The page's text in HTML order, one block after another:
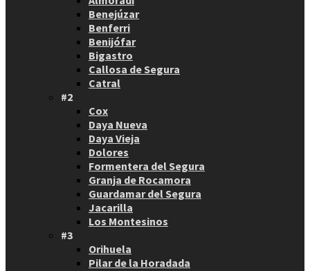
Benejúzar
Benferri
Benijófar
Bigastro
Callosa de Segura
Catral
#2
Cox
Daya Nueva
Daya Vieja
Dolores
Formentera del Segura
Granja de Rocamora
Guardamar del Segura
Jacarilla
Los Montesinos
#3
Orihuela
Pilar de la Horadada